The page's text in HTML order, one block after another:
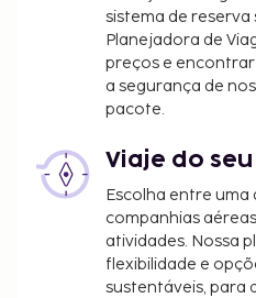
Incluímos todas as taxas
comunicou.
Taxa de transporte
por veículo (só ida,
Tarifa de
EUR por noite (a 500
A lista anterior pode não
os depósitos podem não
sujeitos a alterações.
sistema de reserva
Planejadora de
preços e
a segurança de
pacote.
Viaje do
Escolha entre uma
companhias
atividades. Nossa
flexibilidade e
sustentáveis, para